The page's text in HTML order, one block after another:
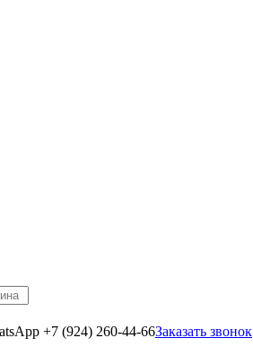
+7 (924) 260-44-66Заказать звонок